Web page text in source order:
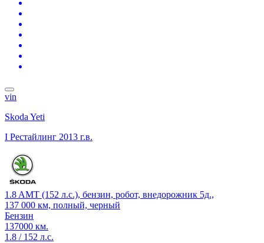
vin
Skoda Yeti
I Рестайлинг 2013 г.в.
1.8 AMT (152 л.с.), бензин, робот, внедорожник 5д.,
137 000 км, полный, черный
Бензин
137000 км.
1.8 / 152 л.с.